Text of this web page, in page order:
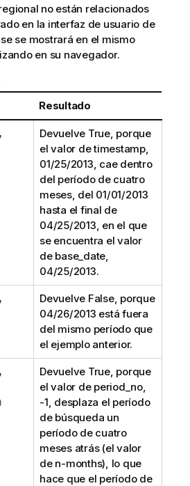
no están relacionados
en la interfaz de usuario de
se mostrará en el mismo
en su navegador.
Resultado
Devuelve True, porque
el valor detimestamp,
01/25/2013 , cae dentro
del período de cuatro
meses, del 01/01/2013
hasta el final de
04/25/2013 , en el que
se encuentra el valor
de base_date
04/25/2013.
Devuelve False, porque
04/26/2013 está fuera
del mismo período que
el ejemplo anterior.
Devuelve True, porque
el valor de period_no,
-1 , desplaza el período
de búsqueda un
período de cuatro
meses atrás (el valor
de n-months), lo que
hace que el período de